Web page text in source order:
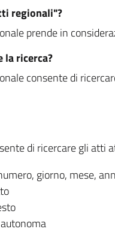
regionali"?
prende in
la ricerca?
consente di
di ricercare gli atti
giorno, mese,